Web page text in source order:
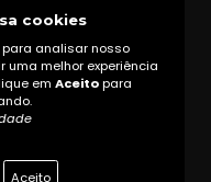
de Privacidade
por direitos
total ou parcial
prévia do
cookies
analisar nosso
uma melhor experiência
em Aceitopara
Aceito